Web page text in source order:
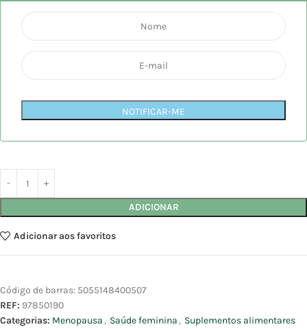
NOTIFICAR-ME
ADICIONAR
Adicionar aos favoritos
Código de barras: 5055148400507
REF: 97850190
Categorias: Menopausa , Saúde feminina , Suplementos alimentares